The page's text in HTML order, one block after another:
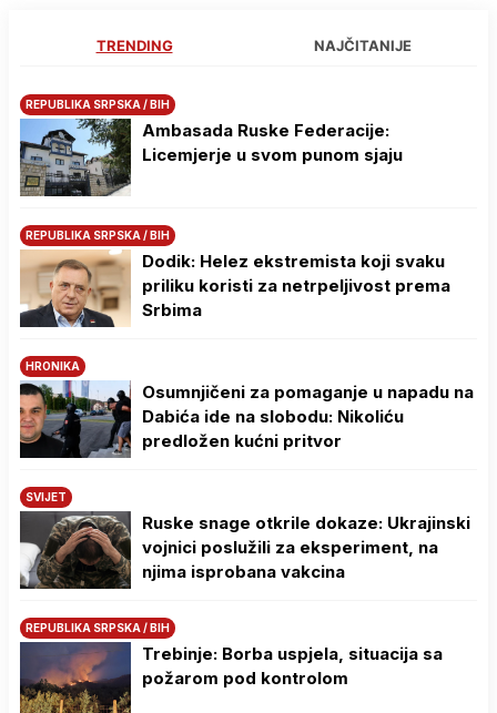
TRENDING NAJČITANIJE
REPUBLIKA SRPSKA / BIH
Ambasada Ruske Federacije:
Licemjerje u svom punom sjaju
REPUBLIKA SRPSKA / BIH
Dodik: Helez ekstremista koji svaku
priliku koristi za netrpeljivost prema
Srbima
HRONIKA
Osumnjičeni za pomaganje u napadu na
Dabića ide na slobodu: Nikoliću
predložen kućni pritvor
SVIJET
Ruske snage otkrile dokaze: Ukrajinski
vojnici poslužili za eksperiment, na
njima isprobana vakcina
REPUBLIKA SRPSKA / BIH
Trebinje: Borba uspjela, situacija sa
požarom pod kontrolom